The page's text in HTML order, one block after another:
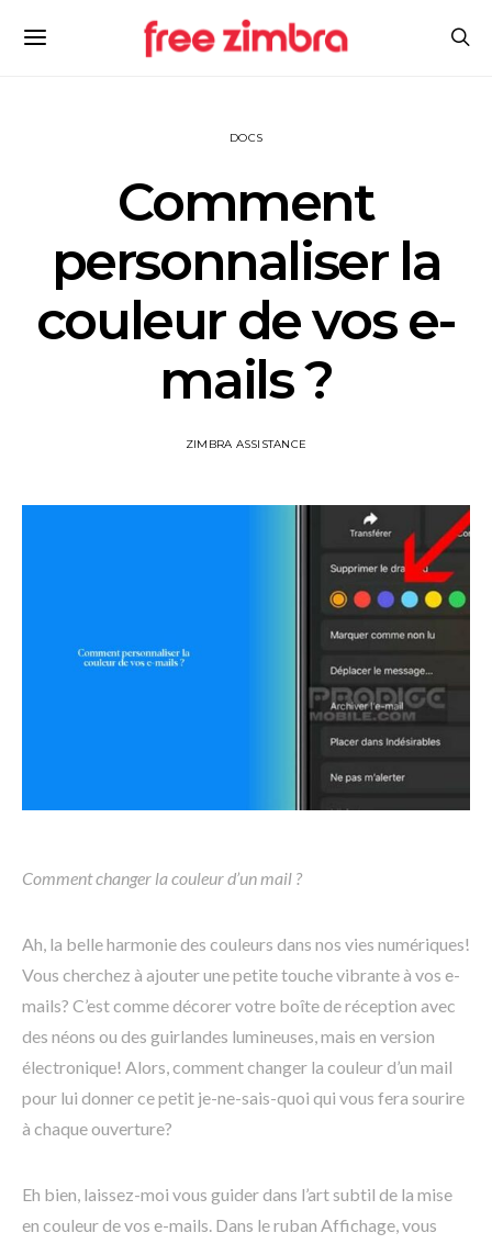
DOCS
Comment
personnaliser la
couleur de vos e-
mails ?
ZIMBRA ASSISTANCE
Comment changer la couleur d’un mail ?
Ah, la belle harmonie des couleurs dans nos vies numériques!
Vous cherchez à ajouter une petite touche vibrante à vos e-
mails? C’est comme décorer votre boîte de réception avec
des néons ou des guirlandes lumineuses, mais en version
électronique! Alors, comment changer la couleur d’un mail
pour lui donner ce petit je-ne-sais-quoi qui vous fera sourire
à chaque ouverture?
Eh bien, laissez-moi vous guider dans l’art subtil de la mise
en couleur de vos e-mails. Dans le ruban Affichage, vous